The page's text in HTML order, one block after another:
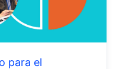
para el